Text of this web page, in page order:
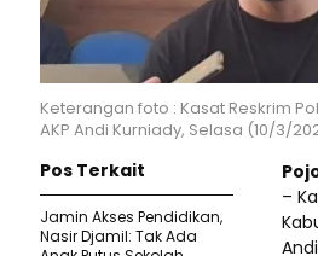
Keterangan foto : Kasat Reskrim
AKP Andi Kurniady, Selasa (10/3/
–
Pos Terkait
Jamin Akses Pendidikan,
Nasir Djamil: Tak Ada